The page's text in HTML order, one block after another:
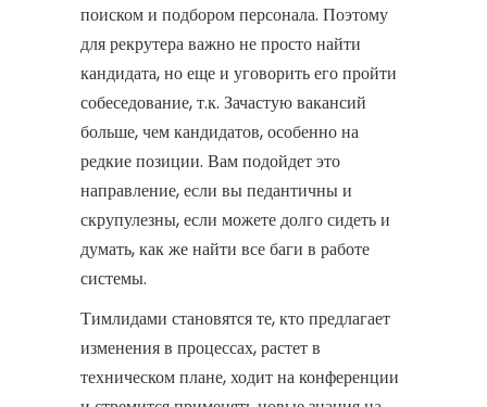
поиском и подбором персонала. Поэтому
для рекрутера важно не просто найти
кандидата, но еще и уговорить его пройти
собеседование, т.к. Зачастую вакансий
больше, чем кандидатов, особенно на
редкие позиции. Вам подойдет это
направление, если вы педантичны и
скрупулезны, если можете долго сидеть и
думать, как же найти все баги в работе
системы.
Тимлидами становятся те, кто предлагает
изменения в процессах, растет в
техническом плане, ходит на конференции